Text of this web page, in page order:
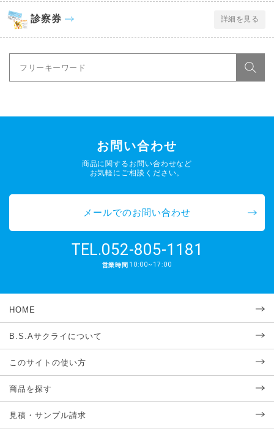
診察券 詳細を見る
お問い合わせ
商品に関するお問い合わせなど
お気軽にご相談ください。
メールでのお問い合わせ
TEL.052-805-1181
営業時間 10:00~17:00
HOME
B.S.Aサクライについて
このサイトの使い方
商品を探す
見積・サンプル請求